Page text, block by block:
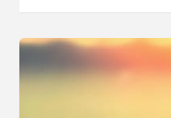
voiture du centre de
commerces et
Canéda, cette demeure
de résidence secondaire
au rez-de-chaussée